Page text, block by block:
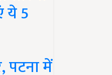
ये 5
पटना में